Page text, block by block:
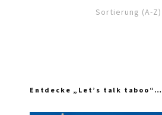
Sortierung (A-Z)
Entdecke „Let’s talk taboo“…